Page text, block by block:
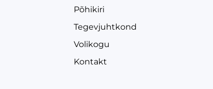
Põhikiri
Tegevjuhtkond
Volikogu
Kontakt